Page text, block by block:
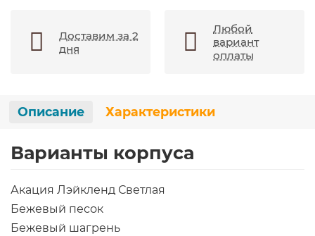
Доставим за 2
дня
Любой
вариант
оплаты
Описание Характеристики
Варианты корпуса
Акация Лэйкленд Светлая
Бежевый песок
Бежевый шагрень